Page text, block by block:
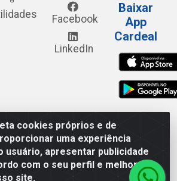
cookies próprios e de
uma experiência
usuário, apresentar publicidade
com o seu perfil e melhorar a
site.
Facebook
LinkedIn
Baixar
App
Cardeal
- Estrada Alto do Moura, 582 - Alto
PE - CEP 55.040-120 - CNPJ
05.253.499/0001-62